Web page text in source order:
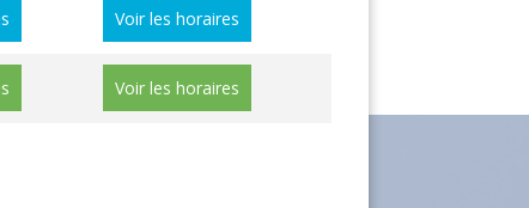
Voir les horaires
Voir les horaires